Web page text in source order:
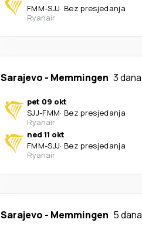
FMM-SJJ· Bez presjedanja
Ryanair
Sarajevo - Memmingen 3 dana
pet 09 okt
SJJ-FMM· Bez presjedanja
Ryanair
ned 11 okt
FMM-SJJ· Bez presjedanja
Ryanair
Sarajevo - Memmingen 5 dana